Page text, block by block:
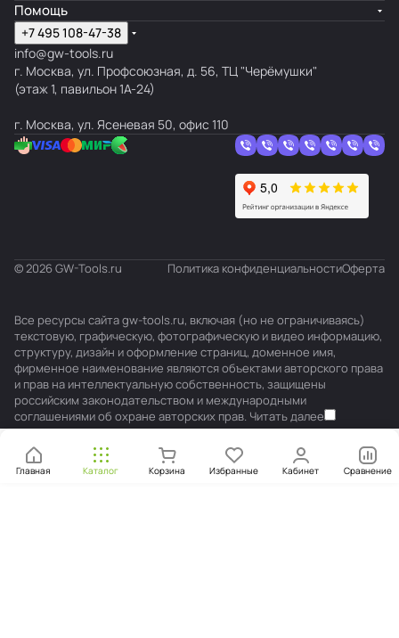
Главная Каталог Корзина Избранные Кабинет Сравнение
Помощь
+7 495 108-47-38
info@gw-tools.ru
г. Москва, ул. Профсоюзная, д. 56, ТЦ "Черёмушки"
(этаж 1, павильон 1А-24)
г. Москва, ул. Ясеневая 50, офис 110
© 2026 GW-Tools.ru Политика конфиденциальностиОферта
Все ресурсы сайта gw-tools.ru, включая (но не ограничиваясь)
текстовую, графическую, фотографическую и видео информацию,
структуру, дизайн и оформление страниц, доменное имя,
фирменное наименование являются объектами авторского права
и прав на интеллектуальную собственность, защищены
российским законодательством и международными
соглашениями об охране авторских прав. Читать далее